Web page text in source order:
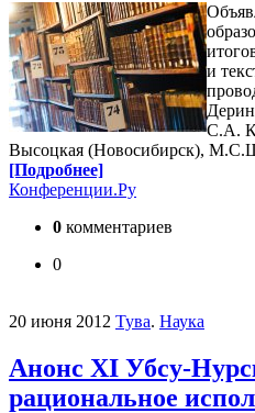
и
С.А.
Высоцкая (Новосибирск),
[Подробнее]
Конференции.Ру
0 комментариев
0
20 июня 2012 Тува. Наука
Анонс XI Убсу-
рациональное